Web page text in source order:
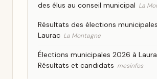
des élus au conseil municipal La
Résultats des élections
Laurac La Montagne
Élections municipales 2026 à
Résultats et candidats mesinfos